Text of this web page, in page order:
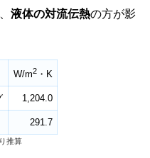
液体の対流伝熱の方が影
W/m2・K
1,204.0
291.7
推算